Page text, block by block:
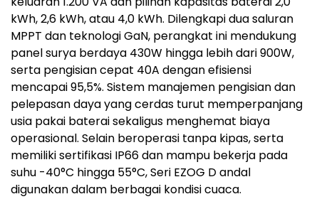
kWh, 2,6 kWh, atau 4,0 kWh. Dilengkapi dua saluran
MPPT dan teknologi GaN, perangkat ini mendukung
panel surya berdaya 430W hingga lebih dari 900W,
serta pengisian cepat 40A dengan efisiensi
mencapai 95,5%. Sistem manajemen pengisian dan
pelepasan daya yang cerdas turut memperpanjang
usia pakai baterai sekaligus menghemat biaya
operasional. Selain beroperasi tanpa kipas, serta
memiliki sertifikasi IP66 dan mampu bekerja pada
suhu -40°C hingga 55°C, Seri EZOG D andal
digunakan dalam berbagai kondisi cuaca.